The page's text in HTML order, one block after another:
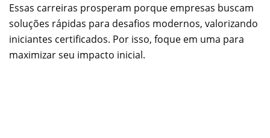
Essas carreiras prosperam porque empresas buscam
soluções rápidas para desafios modernos, valorizando
iniciantes certificados. Por isso, foque em uma para
maximizar seu impacto inicial.